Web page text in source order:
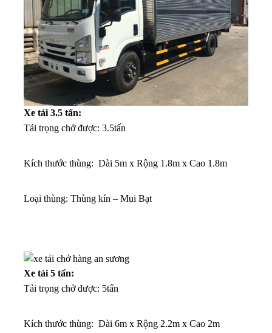
Xe tải 3.5 tấn:
Tải trọng chở được: 3.5tấn
Kích thước thùng: Dài 5m x Rộng 1.8m x Cao 1.8m
Loại thùng: Thùng kín – Mui Bạt
Xe tải 5 tấn:
Tải trọng chở được: 5tấn
Kích thước thùng: Dài 6m x Rộng 2.2m x Cao 2m